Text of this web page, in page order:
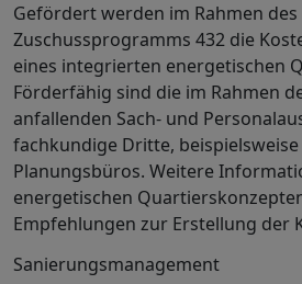
Gefördert werden im Rahmen des
Zuschussprogramms 432 die
eines integrierten energetischen
Förderfähig sind die im Rahmen
anfallenden Sach- und
fachkundige Dritte,
Planungsbüros. Weitere
energetischen
Empfehlungen zur Erstellung der
Sanierungsmanagement